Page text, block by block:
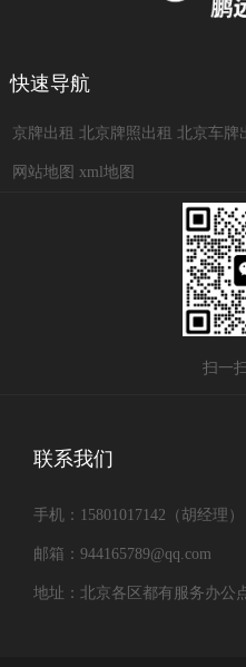
快速导航
京牌出租 北京牌照出租 北京车牌
网站地图 xml地图
扫一
联系我们
手机：15801017142（胡经理）
邮箱：944165789@qq.com
地址：北京各区都有服务办公